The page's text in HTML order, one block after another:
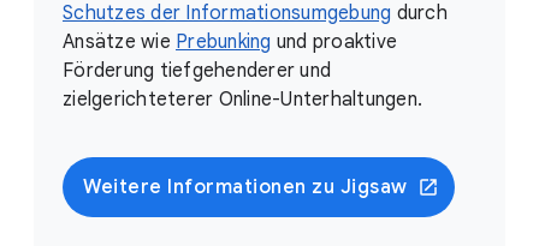
Schutzes der Informationsumgebung durch
Ansätze wie Prebunking und proaktive
Förderung tiefgehenderer und
zielgerichteterer Online-Unterhaltungen.
Weitere Informationen zu Jigsaw